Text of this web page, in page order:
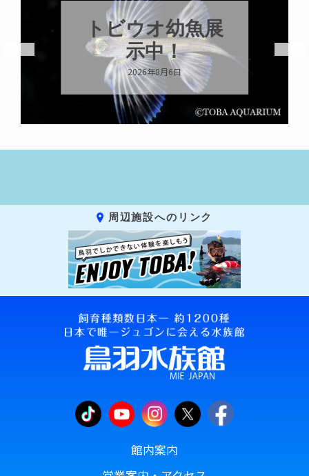
トビウオ幼魚展
示中！
2026年8月6日
周辺施設へのリンク
館内案内